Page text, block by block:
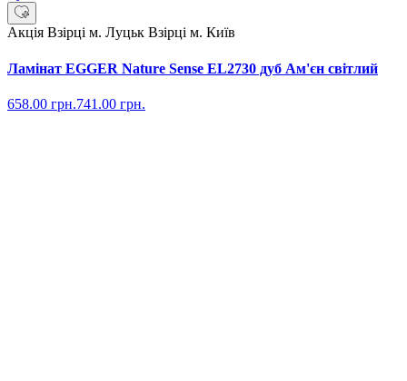
Акція Взірці м. Луцьк Взірці м. Київ
Ламінат EGGER Nature Sense EL2730 дуб Ам'єн світлий
658.00 грн.741.00 грн.